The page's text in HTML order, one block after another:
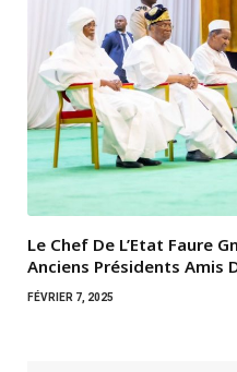
Le Chef De L’Etat Faure
Anciens Présidents Amis
FÉVRIER 7, 2025